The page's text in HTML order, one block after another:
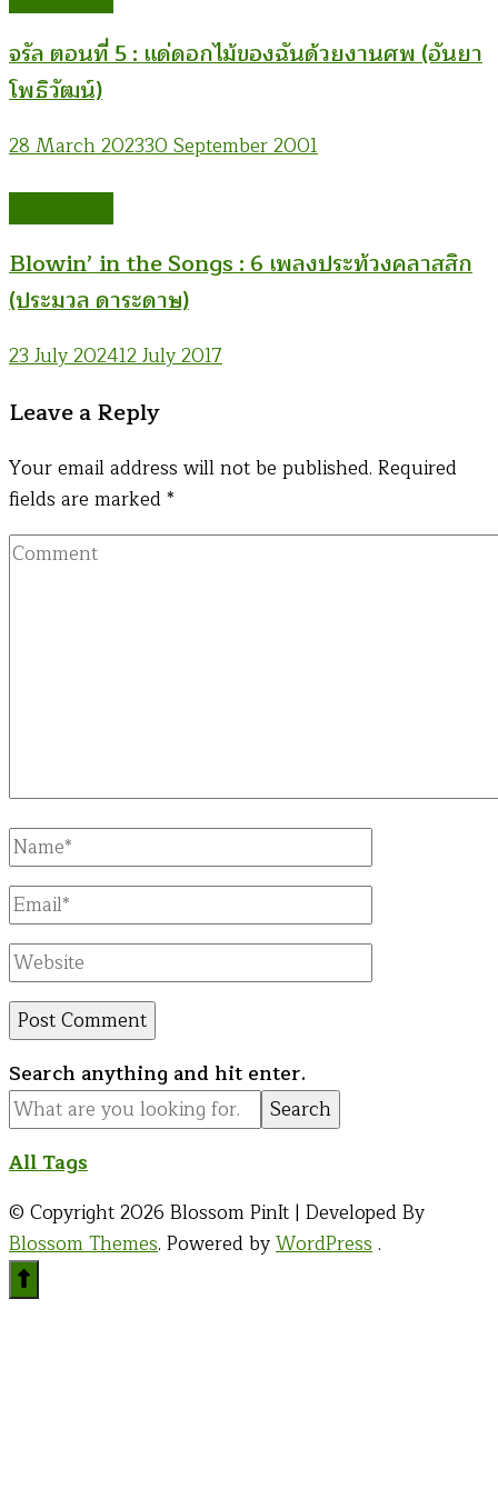
จรัล ตอนที่ 5 : แด่ดอกไม้ของฉันด้วยงานศพ (อันยา
โพธิวัฒน์)
28 March 202330 September 2001
Blowin’ in the Songs : 6 เพลงประท้วงคลาสสิก
(ประมวล ดาระดาษ)
23 July 202412 July 2017
Leave a Reply
Your email address will not be published. Required
fields are marked *
Comment
Full
Name
Email
Website
Looking
for
Something?
Search anything and hit enter.
All Tags
© Copyright 2026 Blossom PinIt | Developed By
Blossom Themes. Powered byWordPress.